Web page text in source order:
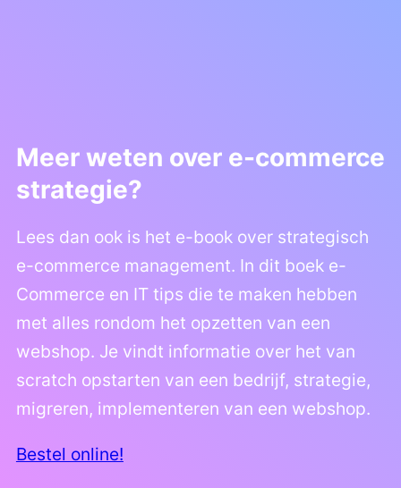
Meer weten over e-commerce
strategie?
Lees dan ook is het e-book over strategisch
e-commerce management. In dit boek e-
Commerce en IT tips die te maken hebben
met alles rondom het opzetten van een
webshop. Je vindt informatie over het van
scratch opstarten van een bedrijf, strategie,
migreren, implementeren van een webshop.
Bestel online!